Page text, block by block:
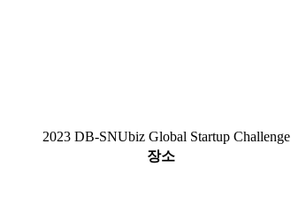
2023 DB-SNUbiz Global Startup Challenge
장소